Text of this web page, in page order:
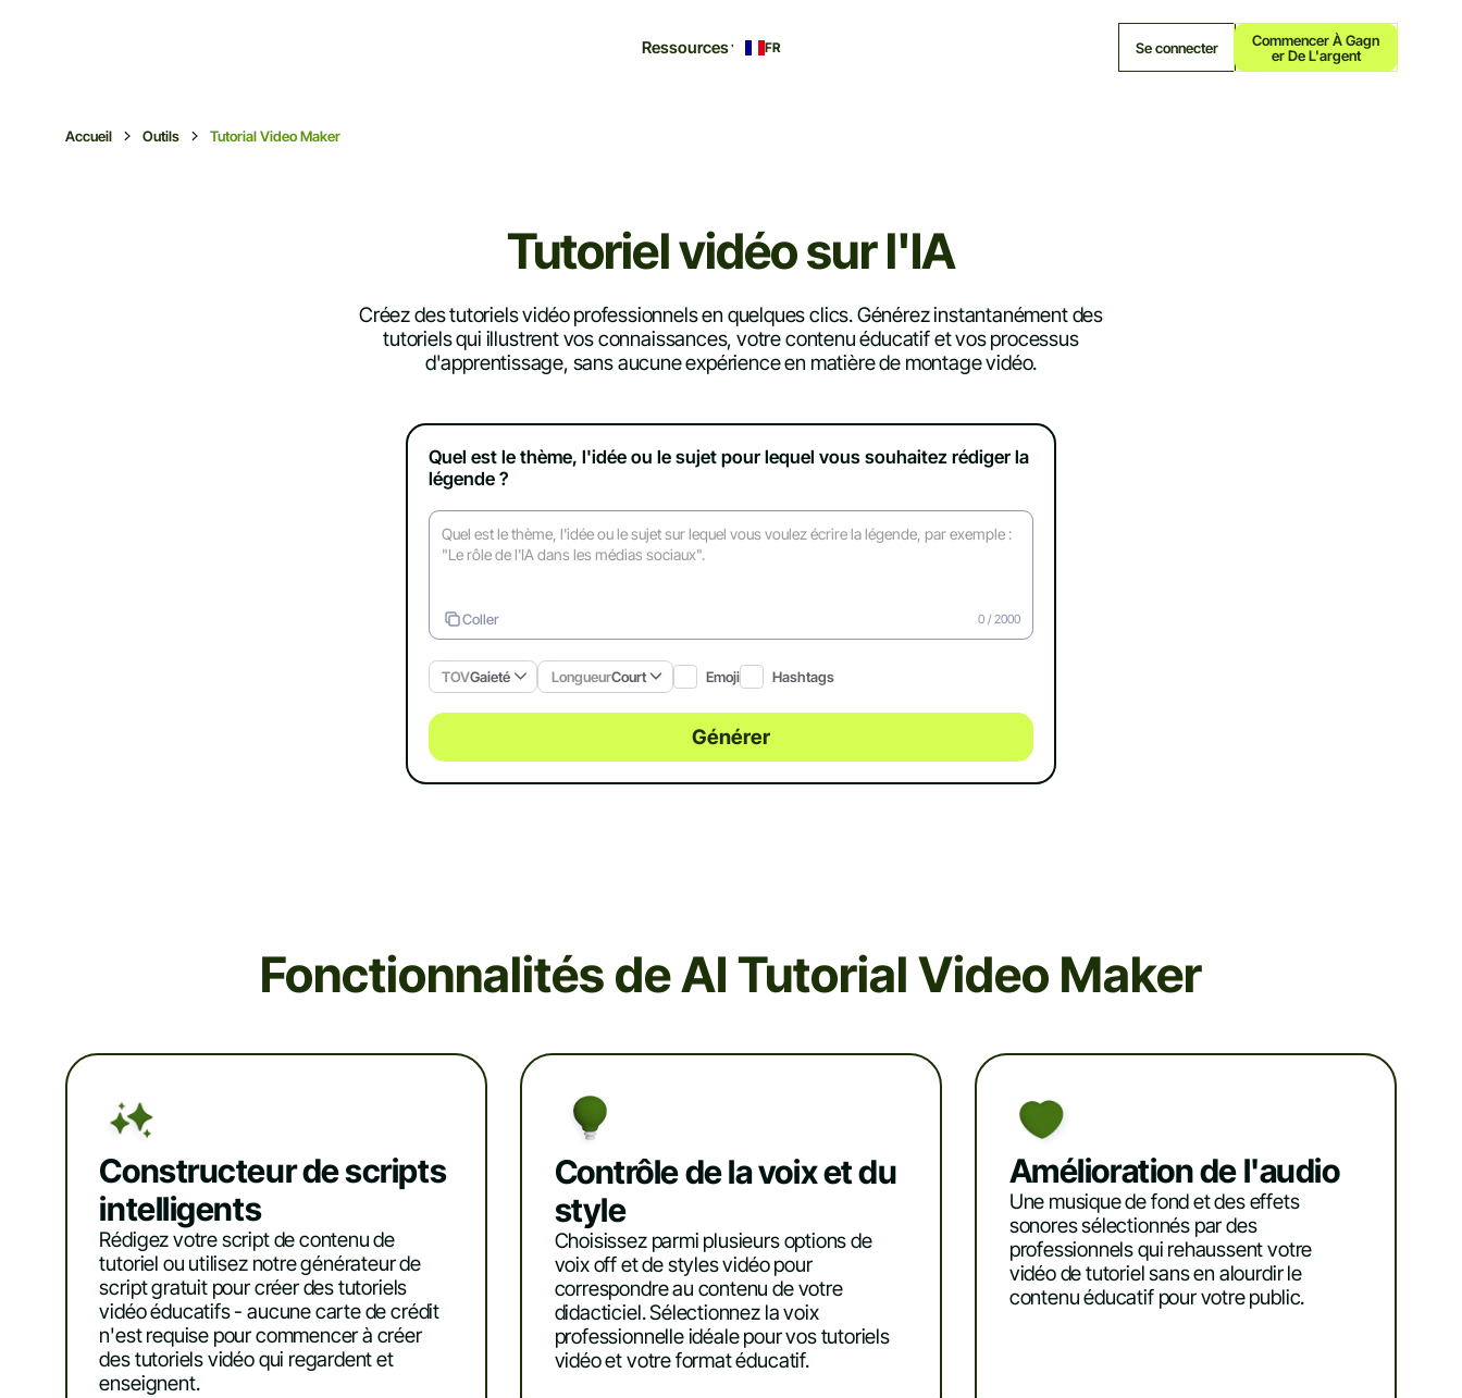
Ressources FR Se connecter
Commencer À Gagn
Er De L'argent
Accueil Outils Tutorial Video Maker
Tutoriel vidéo sur l'IA
Créez des tutoriels vidéo professionnels en quelques clics. Générez instantanément des
tutoriels qui illustrent vos connaissances, votre contenu éducatif et vos processus
d'apprentissage, sans aucune expérience en matière de montage vidéo.
Quel est le thème, l'idée ou le sujet pour lequel vous souhaitez rédiger la
légende ?
Coller 0/ 2000
TOVGaieté LongueurCourt Emoji Hashtags
Générer
Fonctionnalités de AI Tutorial Video Maker
Constructeur de scripts
intelligents
Rédigez votre script de contenu de
tutoriel ou utilisez notre générateur de
script gratuit pour créer des tutoriels
vidéo éducatifs - aucune carte de crédit
n'est requise pour commencer à créer
des tutoriels vidéo qui regardent et
enseignent.
Contrôle de la voix et du
style
Choisissez parmi plusieurs options de
voix off et de styles vidéo pour
correspondre au contenu de votre
didacticiel. Sélectionnez la voix
professionnelle idéale pour vos tutoriels
vidéo et votre format éducatif.
Amélioration de l'audio
Une musique de fond et des effets
sonores sélectionnés par des
professionnels qui rehaussent votre
vidéo de tutoriel sans en alourdir le
contenu éducatif pour votre public.